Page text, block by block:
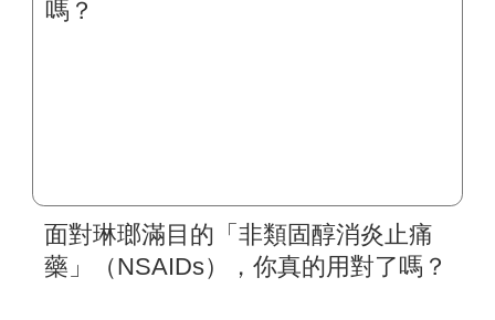
面對琳瑯滿目的「非類固醇消炎止痛
藥」（NSAIDs），你真的用對了嗎？